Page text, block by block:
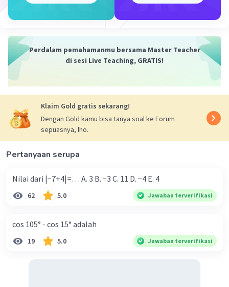
Perdalam pemahamanmu bersama Master Teacher
di sesi Live Teaching, GRATIS!
Klaim Gold gratis sekarang!
Dengan Gold kamu bisa tanya soal ke Forum
sepuasnya, lho.
Pertanyaan serupa
Nilai dari |−7+4|=… A. 3 B. −3 C. 11 D. −4 E. 4
62 5.0 Jawaban terverifikasi
cos 105° - cos 15° adalah
19 5.0 Jawaban terverifikasi